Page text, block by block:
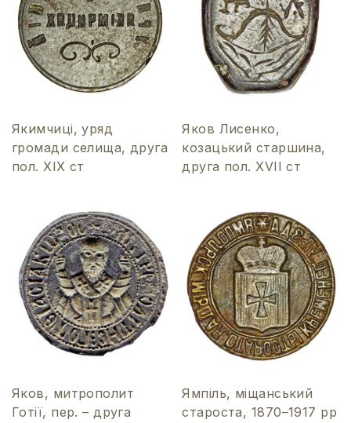
Якимчиці, уряд
громади селища, друга
пол. ХІХ ст
Яков Лисенко,
козацький старшина,
друга пол. XVІІ ст
Яков, митрополит
Готії, пер. – друга
Ямпіль, міщанський
староста, 1870–1917 рр